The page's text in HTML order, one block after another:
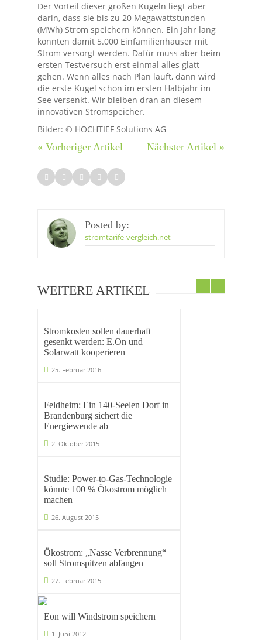
Der Vorteil dieser großen Kugeln liegt aber
darin, dass sie bis zu 20 Megawattstunden
(MWh) Strom speichern können. Ein Jahr lang
könnten damit 5.000 Einfamilienhäuser mit
Strom versorgt werden. Dafür muss aber beim
ersten Testversuch erst einmal alles glatt
gehen. Wenn alles nach Plan läuft, dann wird
die erste Kugel schon im ersten Halbjahr im
See versenkt. Wir bleiben dran an diesem
innovativen Stromspeicher.
Bilder: © HOCHTIEF Solutions AG
« Vorheriger Artikel Nächster Artikel »
Posted by:
stromtarife-vergleich.net
WEITERE ARTIKEL
Stromkosten sollen dauerhaft
gesenkt werden: E.On und
Solarwatt kooperieren
25. Februar 2016
Feldheim: Ein 140-Seelen Dorf in
Brandenburg sichert die
Energiewende ab
2. Oktober 2015
Studie: Power-to-Gas-Technologie
könnte 100 % Ökostrom möglich
machen
26. August 2015
Ökostrom: „Nasse Verbrennung“
soll Stromspitzen abfangen
27. Februar 2015
Eon will Windstrom speichern
1. Juni 2012